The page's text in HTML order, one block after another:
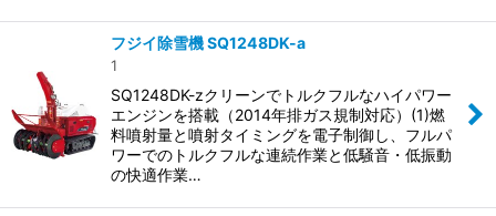
フジイ除雪機 SQ1248DK-a
1
SQ1248DK-zクリーンでトルクフルなハイパワー
エンジンを搭載（2014年排ガス規制対応）(1)燃
料噴射量と噴射タイミングを電子制御し、フルパ
ワーでのトルクフルな連続作業と低騒音・低振動
の快適作業…